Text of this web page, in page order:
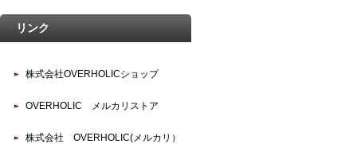
リンク
株式会社OVERHOLICショップ
OVERHOLIC メルカリストア
株式会社 OVERHOLIC(メルカリ）